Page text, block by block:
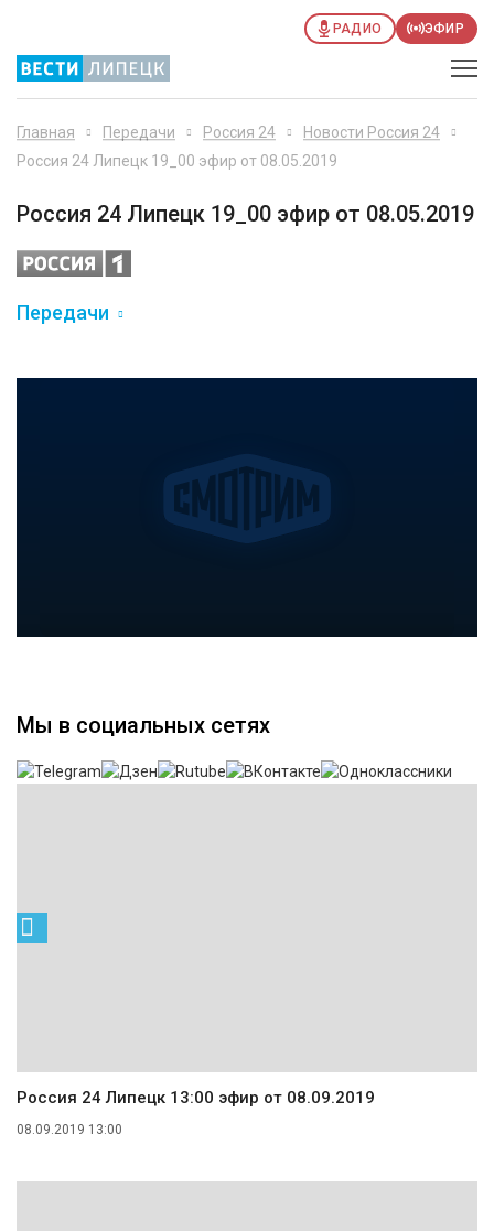
РАДИО ЭФИР
Главная Передачи Россия 24
Новости Россия 24
Россия 24 Липецк 19_00 эфир от 08.05.2019
Россия 24 Липецк 19_00 эфир от 08.05.2019
Передачи
Мы в социальных сетях
Россия 24 Липецк 13:00 эфир от 08.09.2019
08.09.2019 13:00